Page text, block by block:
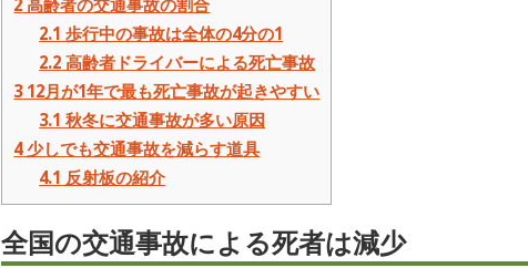
2 高齢者の交通事故の割合
2.1 歩行中の事故は全体の4分の1
2.2 高齢者ドライバーによる死亡事故
312月が1年で最も死亡事故が起きやすい
3.1 秋冬に交通事故が多い原因
4少しでも交通事故を減らす道具
4.1 反射板の紹介
全国の交通事故による死者は減少